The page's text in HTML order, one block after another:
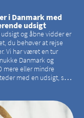
i Danmark med
udsigt
udsigt og åbne vidder er
du behøver at rejse
Vi har været en tur
Danmark og
mere eller mindre
med en udsigt, som